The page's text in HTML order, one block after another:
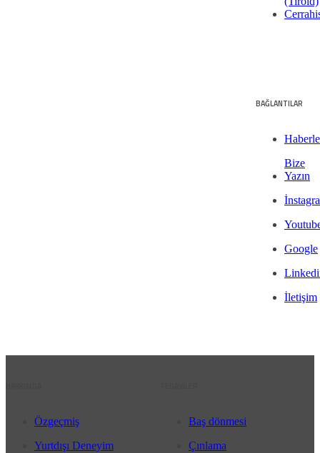
BAĞLANTILAR
Bize
Yazın
Google
İletişim
Özgeçmiş
Yurtdışı Deneyim
Baş dönmesi
Çınlama